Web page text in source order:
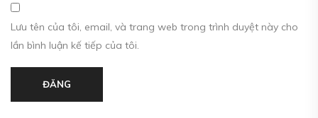
Lưu tên của tôi, email, và trang web trong trình duyệt này cho
lần bình luận kế tiếp của tôi.
ĐĂNG